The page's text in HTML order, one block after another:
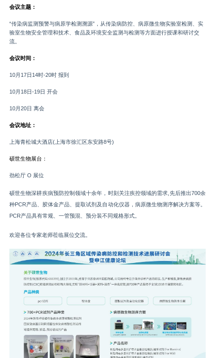
会议主题：
“传染病监测预警与病原学检测溯源”，从传染病防控、病原微生物实验室检测、实
验室生物安全管理和技术、食品及环境安全监测与检测等方面进行授课和研讨交
流。
会议时间：
10月17日14时-20时 报到
10月18日-19日 开会
10月20日 离会
会议地址：
上海青松城大酒店(上海市徐汇区东安路8号)
硕世生物展台：
劲松厅 O 展位
硕世生物深耕疾病预防控制领域十余年，时刻关注疾控领域的需求,先后推出700余
种PCR产品、胶体金产品、提取试剂及自动化仪器，病原微生物测序解决方案等。
PCR产品具有常规、一管预混、预分装不同规格形式。
欢迎各位专家老师莅临展位交流。